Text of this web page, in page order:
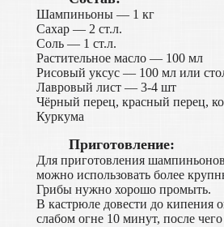
Шампиньоны — 1 кг
Сахар — 2 ст.л.
Соль — 1 ст.л.
Растительное масло — 100 мл
Рисовый уксус — 100 мл или
Лавровый лист — 3-4 шт
Чёрный перец, красный перец,
Куркума
Приготовление:
Для приготовления
можно использовать более
Грибы нужно хорошо промыть.
В кастрюле довести до кипения
слабом огне 10 минут, после